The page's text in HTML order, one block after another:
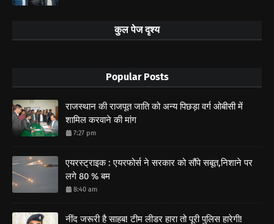
कुल पेज दृश्य
Popular Posts
राजस्थान की राजपूत जाति को अन्य पिछड़ा वर्ग ओबीसी में
शामिल करवाने की मांग
7:27 pm
एयरस्ट्राइक : एयरफोर्स ने सरकार को सौंपे सबूत,निशाने पर
लगे 80 % बम
8:40 am
नींद जरूरी है साहब! टीम लीडर हारा तो पूरी पुलिस हारेगी!